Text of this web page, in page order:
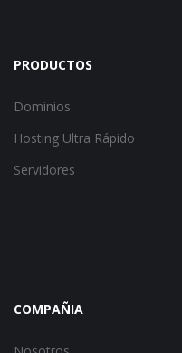
PRODUCTOS
Dominios
Hosting Ultra Rápido
Servidores
COMPAÑIA